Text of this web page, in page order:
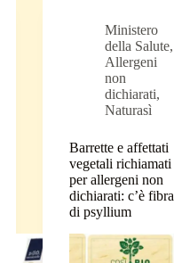
Ministero
della Salute,
Allergeni
non
dichiarati,
Naturasì
Barrette e affettati
vegetali richiamati
per allergeni non
dichiarati: c’è fibra
di psyllium